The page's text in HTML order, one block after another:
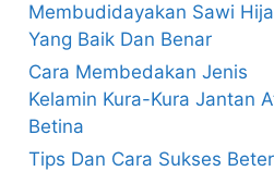
Membudidayakan Sawi
Yang Baik Dan Benar
Cara Membedakan Jenis
Kelamin Kura-Kura Jantan
Betina
Tips Dan Cara Sukses